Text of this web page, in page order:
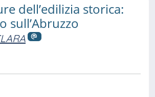
dell’edilizia storica:
sull’Abruzzo